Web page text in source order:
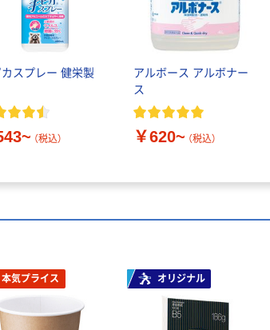
スプレー 健栄製
（税込）
アルボース アルボナー
ス
￥620~ （税込）
本気プライス オリジナル